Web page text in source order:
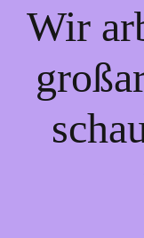
Wir